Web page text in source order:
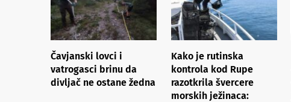
Čavjanski lovci i
vatrogasci brinu da
divljač ne ostane žedna
Kako je rutinska
kontrola kod Rupe
razotkrila švercere
morskih ježinaca: